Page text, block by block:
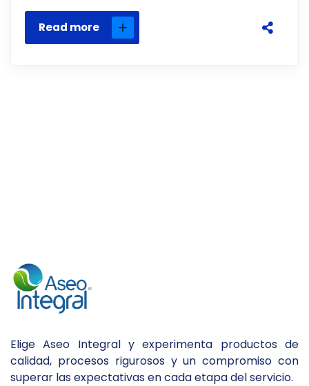
Read more
Elige Aseo Integral y experimenta productos de
calidad, procesos rigurosos y un compromiso con
superar las expectativas en cada etapa del servicio.